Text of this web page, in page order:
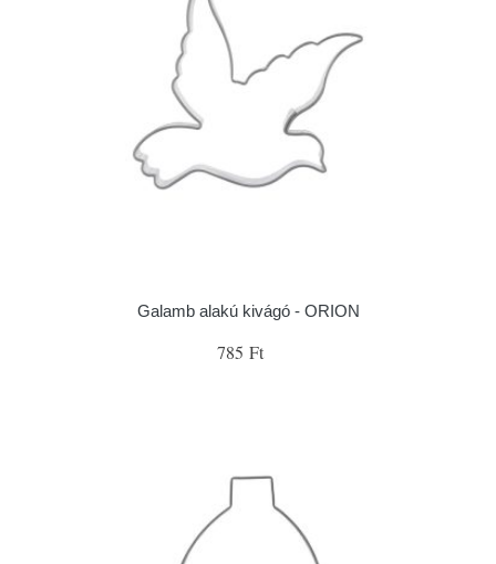
Galamb alakú kivágó - ORION
785 Ft